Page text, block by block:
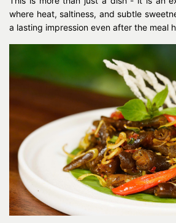
where heat, saltiness, and subtle
a lasting impression even after the meal